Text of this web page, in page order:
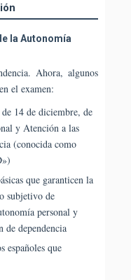
la Autonomía
Ahora, algunos
el examen:
14 de diciembre, de
y Atención a las
(conocida como
que garanticen la
subjetivo de
personal y
de dependencia
españoles que